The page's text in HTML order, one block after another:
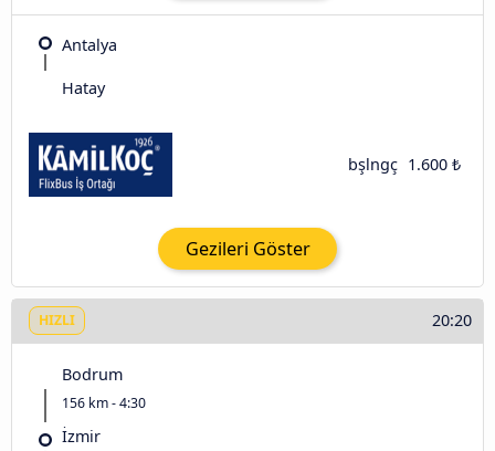
Antalya
Hatay
bşlngç 1.600 ₺
Gezileri Göster
HIZLI 20:20
Bodrum
156 km - 4:30
İzmir